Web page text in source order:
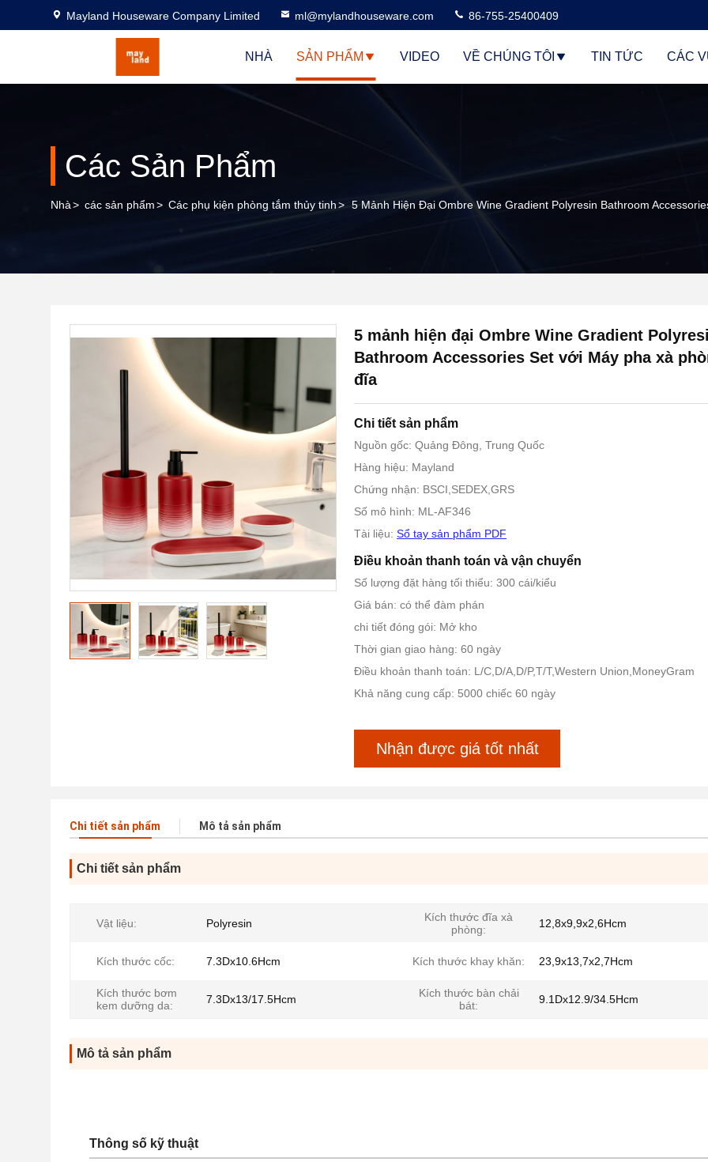
Mayland Houseware Company Limited ml@mylandhouseware.com 86-755-25400409
NHÀ SẢN PHẨM VIDEO VỀ CHÚNG TÔI TIN TỨC CÁC
Các Sản Phẩm
Nhà> các sản phẩm> Các phụ kiện phòng tắm thủy tinh> 5 Mảnh Hiện Đại Ombre Wine Gradient Polyresin Bathroom
5 mảnh hiện đại Ombre Wine Gradient
Bathroom Accessories Set với Máy pha xà
đĩa
Chi tiết sản phẩm
Nguồn gốc: Quảng Đông, Trung Quốc
Hàng hiệu: Mayland
Chứng nhận: BSCI,SEDEX,GRS
Số mô hình: ML-AF346
Tài liệu: Sổ tay sản phẩm PDF
Điều khoản thanh toán và vận chuyển
Số lượng đặt hàng tối thiểu: 300 cái/kiểu
Giá bán: có thể đàm phán
chi tiết đóng gói: Mở kho
Thời gian giao hàng: 60 ngày
Điều khoản thanh toán: L/C,D/A,D/P,T/T,Western Union,MoneyGram
Khả năng cung cấp: 5000 chiếc 60 ngày
Nhận được giá tốt nhất
Chi tiết sản phẩm Mô tả sản phẩm
Chi tiết sản phẩm
Vật liệu: Polyresin
Kích thước đĩa xà
phòng:
12,8x9,9x2,6Hcm
Kích thước cốc: 7.3Dx10.6Hcm Kích thước khay khăn: 23,9x13,7x2,7Hcm
Kích thước bơm
kem dưỡng da:
7.3Dx13/17.5Hcm
Kích thước bàn chải
bát:
9.1Dx12.9/34.5Hcm
Mô tả sản phẩm
Thông số kỹ thuật